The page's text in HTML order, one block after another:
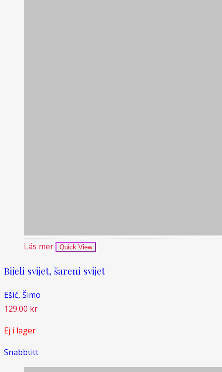
Läs mer Quick View
Bijeli svijet, šareni svijet
Ešić, Šimo
129.00 kr
Ej i lager
Snabbtitt